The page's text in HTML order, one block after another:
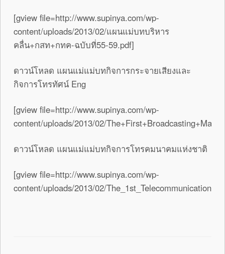
[gview file=http://www.supinya.com/wp-
content/uploads/2013/02/แผนแม่บทบริหาร
คลื่น+กสท+กทค-ฉบับที่55-59.pdf]
ดาวน์โหลด แผนแม่แม่บทกิจการกระจายเสียงและ
กิจการโทรทัศน์ Eng
[gview file=http://www.supinya.com/wp-
content/uploads/2013/02/
ดาวน์โหลด แผนแม่แม่บทกิจการโทรคมนาคมแห่งชาติ
[gview file=http://www.supinya.com/wp-
content/uploads/2013/02/